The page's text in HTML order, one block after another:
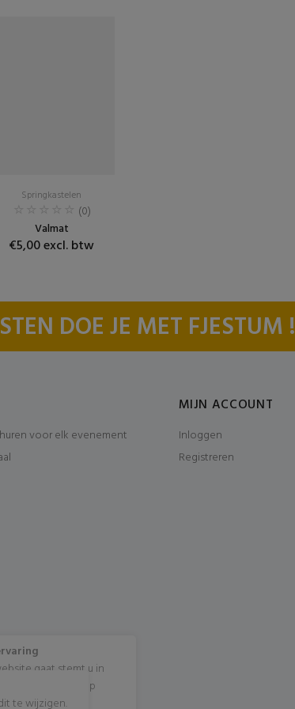
Springkastelen
(0)
Valmat
€5,00 excl. btw
DOE JE MET FJESTUM !
voor elk evenement
MIJN ACCOUNT
Inloggen
Registreren
gaat stemt u in
Klik dan op
te wijzigen.